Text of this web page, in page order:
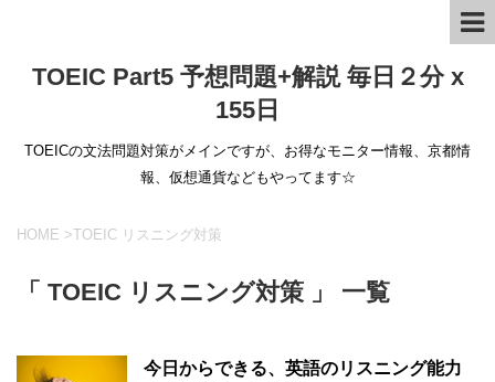
TOEIC Part5 予想問題+解説 毎日２分 x
155日
TOEICの文法問題対策がメインですが、お得なモニター情報、京都情
報、仮想通貨などもやってます☆
HOME >TOEIC リスニング対策
「 TOEIC リスニング対策 」 一覧
今日からできる、英語のリスニング能力